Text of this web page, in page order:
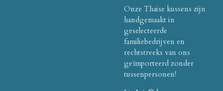
Onze Thaise kussens zijn
handgemaakt in
geselecteerde
familiebedrijven en
rechtstreeks van ons
geïmporteerd zonder
tussenpersonen!